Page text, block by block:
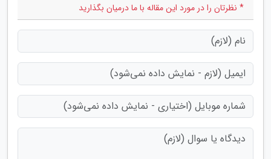
* نظرتان را در مورد این مقاله با ما درمیان بگذارید